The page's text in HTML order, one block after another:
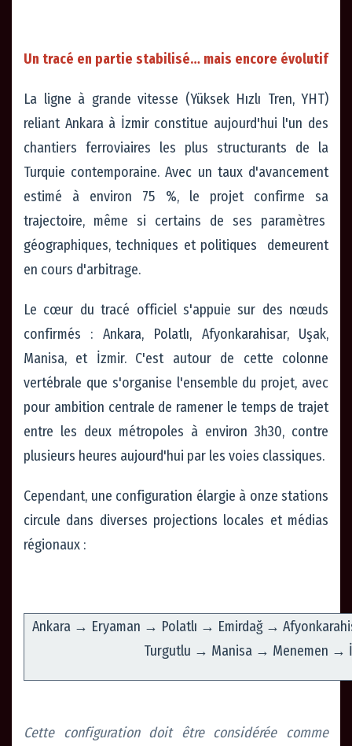
Un tracé en partie stabilisé… mais encore évolutif
La ligne à grande vitesse (Yüksek Hızlı Tren, YHT)
reliant Ankara à İzmir constitue aujourd'hui l'un des
chantiers ferroviaires les plus structurants de la
Turquie contemporaine. Avec un taux d'avancement
estimé à environ 75 %, le projet confirme sa
trajectoire, même si certains de ses paramètres
géographiques, techniques et politiques demeurent
en cours d'arbitrage.
Le cœur du tracé officiel s'appuie sur des nœuds
confirmés : Ankara, Polatlı, Afyonkarahisar, Uşak,
Manisa, et İzmir. C'est autour de cette colonne
vertébrale que s'organise l'ensemble du projet, avec
pour ambition centrale de ramener le temps de trajet
entre les deux métropoles à environ 3h30, contre
plusieurs heures aujourd'hui par les voies classiques.
Cependant, une configuration élargie à onze stations
circule dans diverses projections locales et médias
régionaux :
Ankara → Eryaman → Polatlı → Emirdağ →
Turgutlu → Manisa → Menemen →
Cette configuration doit être considérée comme